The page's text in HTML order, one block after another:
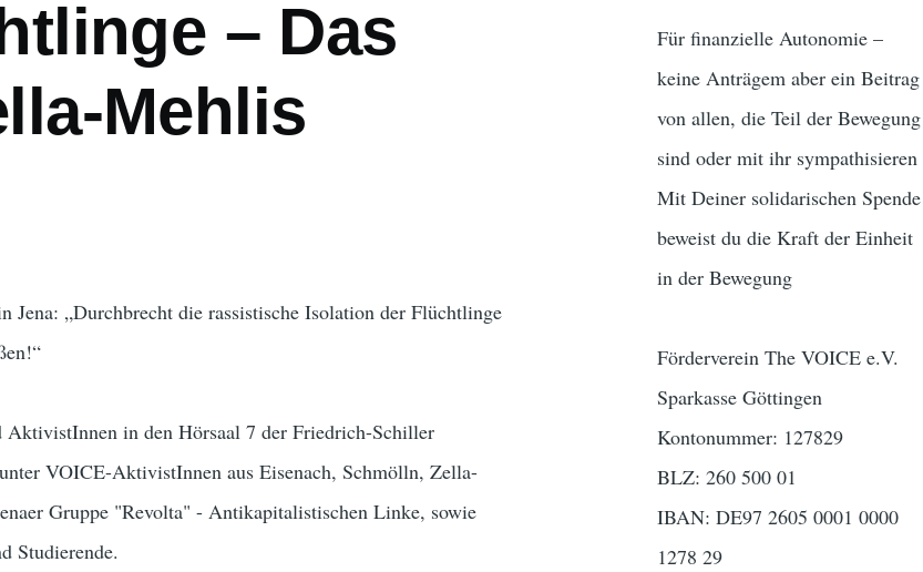
– Das
Mehlis
Jena: „Durchbrecht die rassistische Isolation der Flüchtlinge
AktivistInnen in den Hörsaal 7 der Friedrich-Schiller
VOICE-AktivistInnen aus Eisenach, Schmölln, Zella-
Gruppe "Revolta" - Antikapitalistischen Linke, sowie
Studierende.
Für finanzielle Autonomie –
keine Anträgem aber ein Beitrag
von allen, die Teil der Bewegung
sind oder mit ihr sympathisieren
Mit Deiner solidarischen Spende
beweist du die Kraft der Einheit
in der Bewegung
Förderverein The VOICE e.V.
Sparkasse Göttingen
Kontonummer: 127829
BLZ: 260 500 01
IBAN: DE97 2605 0001 0000
1278 29